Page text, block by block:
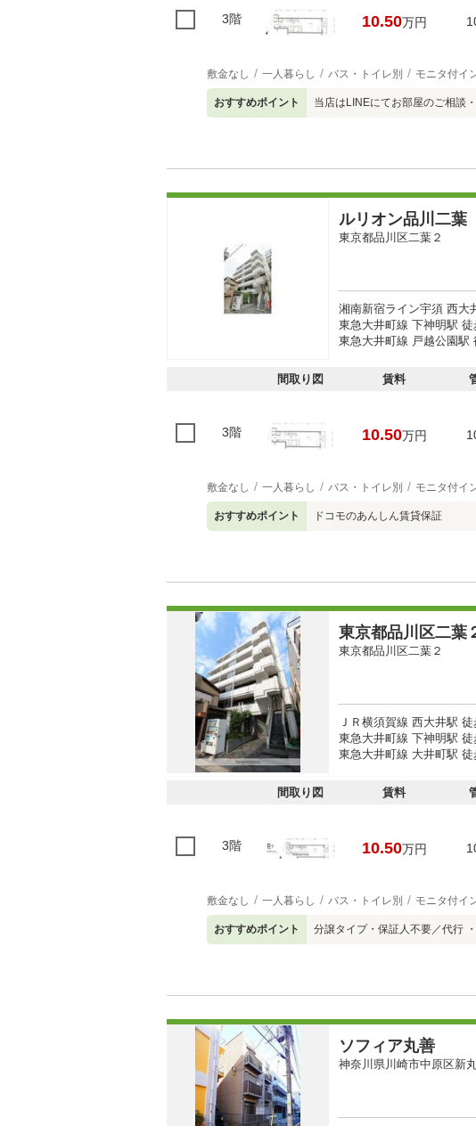
3階 10.50万円
敷金なし 一人暮らし バス・トイレ別 モニタ付イ
おすすめポイント 当店はLINEにてお部屋のご相談
ルリオン品川二葉
東京都品川区二葉２
湘南新宿ライン宇須 西大
東急大井町線 下神明駅 徒
東急大井町線 戸越公園駅
間取り図 賃料
3階 10.50万円
敷金なし 一人暮らし バス・トイレ別 モニタ付イ
おすすめポイント ドコモのあんしん賃貸保証
東京都品川区二葉
東京都品川区二葉２
ＪＲ横須賀線 西大井駅 徒
東急大井町線 下神明駅 徒
東急大井町線 大井町駅 徒
間取り図 賃料
3階 10.50万円
敷金なし 一人暮らし バス・トイレ別 モニタ付イ
おすすめポイント 分譲タイプ・保証人不要／代行
ソフィア丸善
神奈川県川崎市中原区新